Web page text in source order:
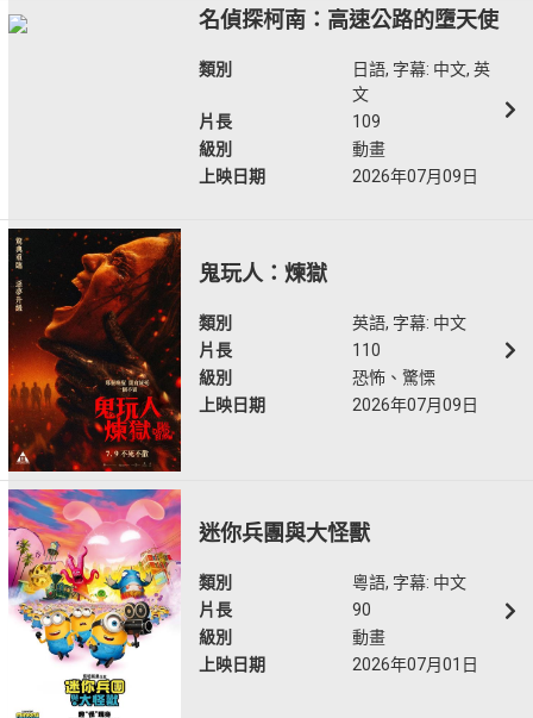
名偵探柯南：高速公路的墮天使
類別
日語, 字幕: 中文, 英
文
片長
109
級別
動畫
上映日期
2026年07月09日
鬼玩人：煉獄
類別
英語, 字幕: 中文
片長
110
級別
恐怖、驚慄
上映日期
2026年07月09日
迷你兵團與大怪獸
類別
粵語, 字幕: 中文
片長
90
級別
動畫
上映日期
2026年07月01日